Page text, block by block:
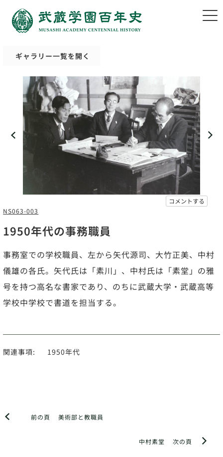
ギャラリー一覧を開く
コメントする
NS063-003
1950年代の事務職員
事務室での学校職員、左から矢代源司、大竹正美、中村
儀雄の各氏。矢代氏は「素川」、中村氏は「素堂」の雅
号を持つ高名な書家であり、のちに武蔵大学・武蔵高等
学校中学校で書道を担当する。
関連事項: 1950年代
前の頁 美術部と教職員
次の頁
中村素堂